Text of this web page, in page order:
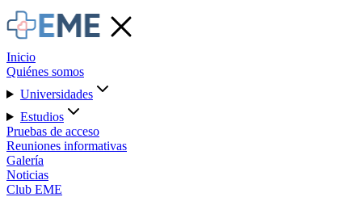
Inicio
Quiénes somos
Universidades
Estudios
Pruebas de acceso
Reuniones informativas
Galería
Noticias
Club EME